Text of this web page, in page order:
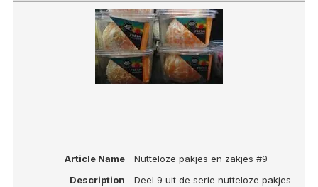
Article Name
Nutteloze pakjes en zakjes #9
Description
Deel 9 uit de serie nutteloze pakjes